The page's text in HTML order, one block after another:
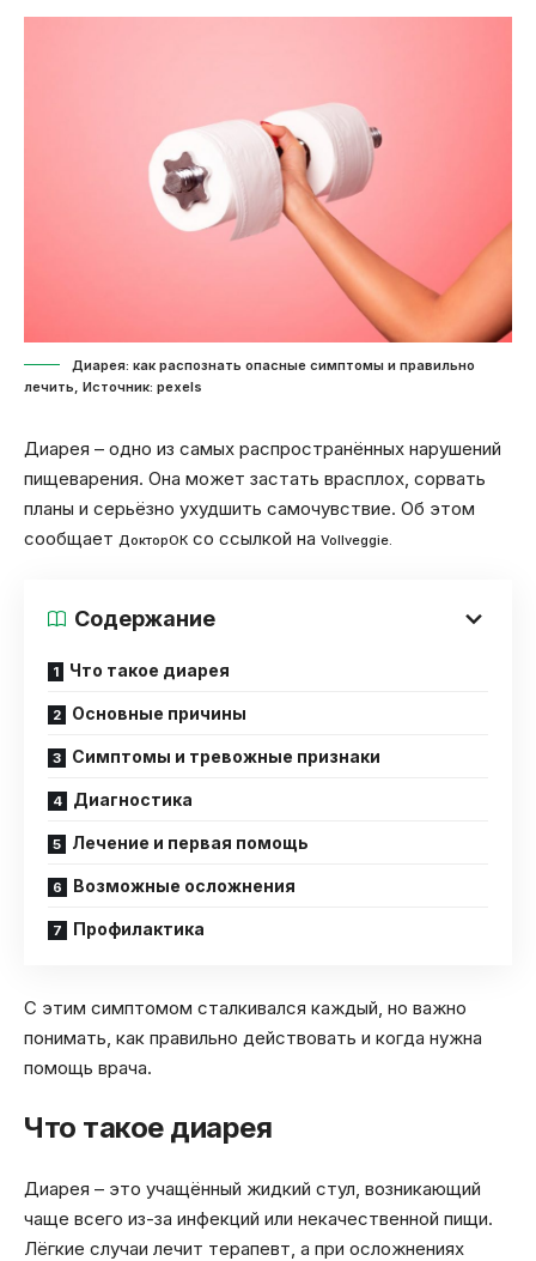
Диарея: как распознать опасные симптомы и правильно
лечить, Источник: pexels
Диарея – одно из самых распространённых нарушений
пищеварения. Она может застать врасплох, сорвать
планы и серьёзно ухудшить самочувствие. Об этом
сообщает ДокторОК со ссылкой на Vollveggie.
Содержание
Что такое диарея
Основные причины
Симптомы и тревожные признаки
Диагностика
Лечение и первая помощь
Возможные осложнения
Профилактика
С этим симптомом сталкивался каждый, но важно
понимать, как правильно действовать и когда нужна
помощь врача.
Что такое диарея
Диарея – это учащённый жидкий стул, возникающий
чаще всего из-за инфекций или некачественной пищи.
Лёгкие случаи лечит терапевт, а при осложнениях